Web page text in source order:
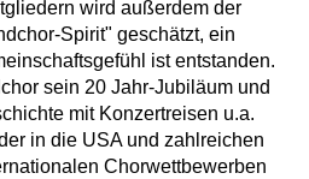
wird außerdem der
Spirit" geschätzt, ein
ist entstanden.
sein 20 Jahr-Jubiläum und
mit Konzertreisen u.a.
in die USA und zahlreichen
Chorwettbewerben